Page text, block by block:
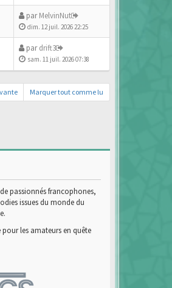
parMelvinNut
dim. 12 juil. 2026 22:25
pardrift3
sam. 11 juil. 2026 07:38
Marquer tout comme lu
passionnés francophones,
issues du monde du
les amateurs en quête